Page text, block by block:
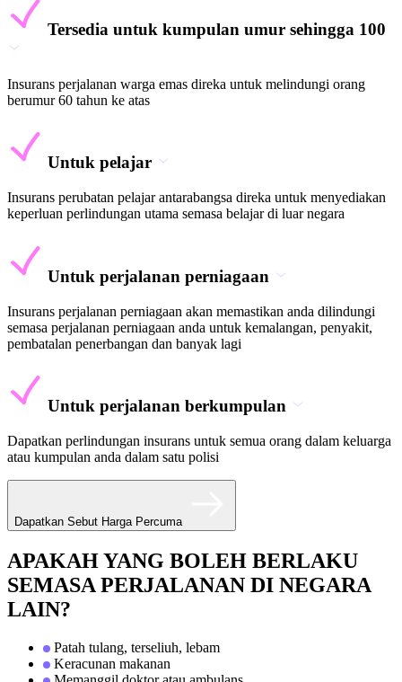
Tersedia untuk kumpulan umur sehingga 100
Insurans perjalanan warga emas direka untuk melindungi orang
berumur 60 tahun ke atas
Untuk pelajar
Insurans perubatan pelajar antarabangsa direka untuk menyediakan
keperluan perlindungan utama semasa belajar di luar negara
Untuk perjalanan perniagaan
Insurans perjalanan perniagaan akan memastikan anda dilindungi
semasa perjalanan perniagaan anda untuk kemalangan, penyakit,
pembatalan penerbangan dan banyak lagi
Untuk perjalanan berkumpulan
Dapatkan perlindungan insurans untuk semua orang dalam keluarga
atau kumpulan anda dalam satu polisi
Dapatkan Sebut Harga Percuma
APAKAH YANG BOLEH BERLAKU
SEMASA PERJALANAN DI NEGARA
LAIN?
Patah tulang, terseliuh, lebam
Keracunan makanan